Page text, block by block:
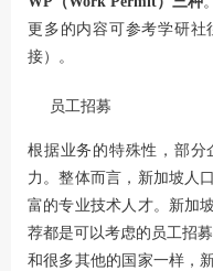
更多的内容可参考学研
接）。
员工招募
根据业务的特殊性，部分
力。整体而言，新加坡人
富的专业技术人才。新加
荐都是可以考虑的员工招募
和很多其他的国家一样，